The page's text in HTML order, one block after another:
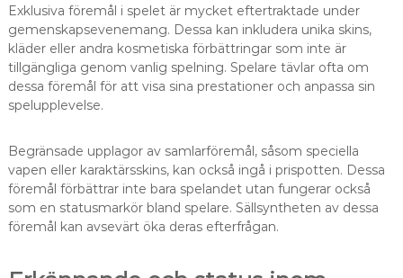
Exklusiva föremål i spelet är mycket eftertraktade under
gemenskapsevenemang. Dessa kan inkludera unika skins,
kläder eller andra kosmetiska förbättringar som inte är
tillgängliga genom vanlig spelning. Spelare tävlar ofta om
dessa föremål för att visa sina prestationer och anpassa sin
spelupplevelse.
Begränsade upplagor av samlarföremål, såsom speciella
vapen eller karaktärsskins, kan också ingå i prispotten. Dessa
föremål förbättrar inte bara spelandet utan fungerar också
som en statusmarkör bland spelare. Sällsyntheten av dessa
föremål kan avsevärt öka deras efterfrågan.